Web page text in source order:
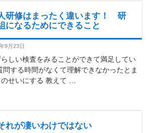
研修はまったく違います！ 研
になるためにできること
9月23日
しい検査をみることができて満足してい
問する時間がなくて理解できなかったとま
せいにする 教えて …
れが凄いわけではない